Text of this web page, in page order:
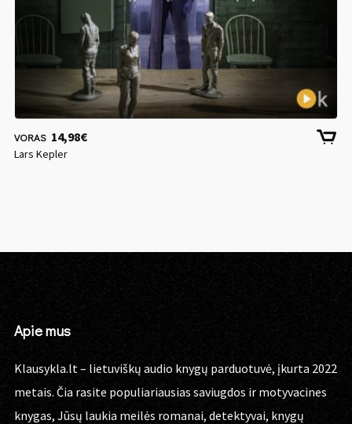
VORAS 14,98€
Lars Kepler
Apie mus
Klausykla.lt – lietuviškų audio knygų parduotuvė, įkurta 2022
metais. Čia rasite populiariausias saviugdos ir motyvacines
knygas, Jūsų laukia meilės romanai, detektyvai, knygų